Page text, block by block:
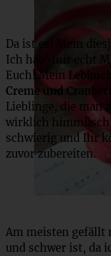
Da ist es! Mein
Ich hab’ mir echt
Euch! Mein
Creme und
Lieblinge, die man
wirklich
schwierig und Ihr
zuvor zubereiten.
Am meisten gefällt
und schwer ist, da